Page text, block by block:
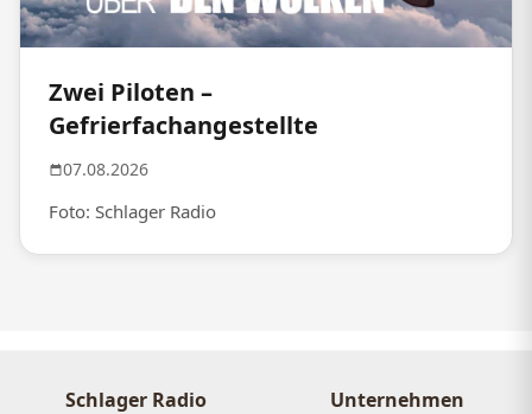
Zwei Piloten –
Gefrierfachangestellte
07.08.2026
Foto: Schlager Radio
Schlager Radio Unternehmen